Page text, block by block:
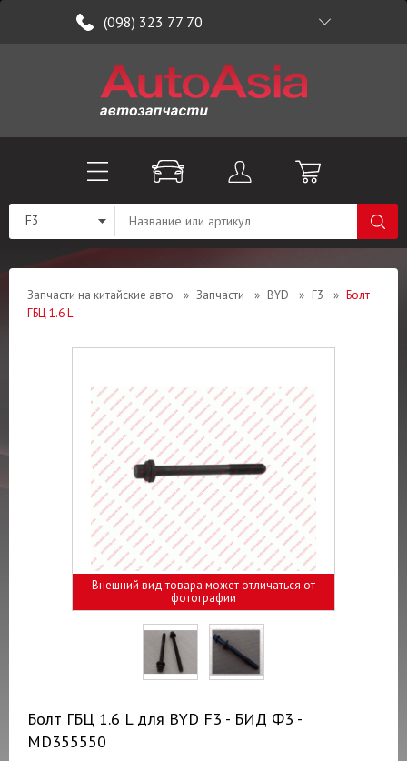
(098) 323 77 70
F3
Запчасти на китайские авто » Запчасти » BYD » F3 » Болт
ГБЦ 1.6 L
Внешний вид товара может отличаться от
фотографии
Болт ГБЦ 1.6 L для BYD F3 - БИД Ф3 -
MD355550